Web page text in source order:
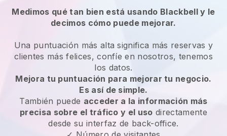
Medimos qué tan bien está usando Blackbell y le
decimos cómo puede mejorar.
Una puntuación más alta significa más reservas y
clientes más felices, confíe en nosotros, tenemos
los datos.
Mejora tu puntuación para mejorar tu negocio.
Es así de simple.
También puede acceder a la información más
precisa sobre el tráfico y el uso directamente
desde su interfaz de back-office.